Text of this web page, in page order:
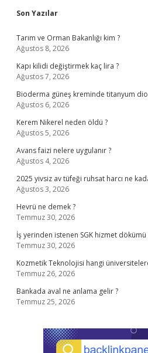
Sidebar
Son Yazılar
Tarım ve Orman Bakanlığı kim ?
Ağustos 8, 2026
Kapı kilidi değiştirmek kaç lira ?
Ağustos 7, 2026
Bioderma güneş kreminde titanyum
Ağustos 6, 2026
Kerem Nikerel neden öldü ?
Ağustos 5, 2026
Avans faizi nelere uygulanır ?
Ağustos 4, 2026
2025 yivsiz av tüfeği ruhsat harcı ne
Ağustos 3, 2026
Hevrü ne demek ?
Temmuz 30, 2026
İş yerinden istenen SGK hizmet dökümü
Temmuz 30, 2026
Kozmetik Teknolojisi hangi
Temmuz 26, 2026
Bankada aval ne anlama gelir ?
Temmuz 25, 2026